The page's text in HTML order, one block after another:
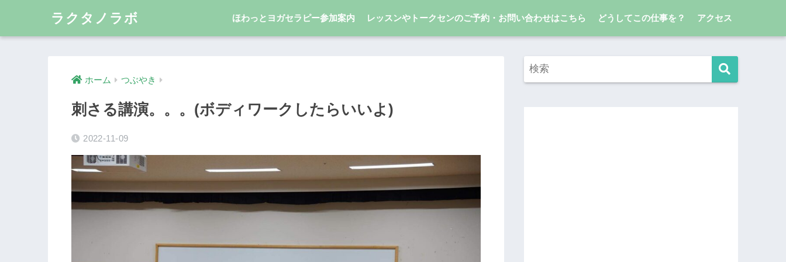
ラクタノラボ ほわっとヨガセラピー参加案内 レッスンやトークセンのご予約・お問い合わせはこちら どうしてこの仕事を？ アクセス
ホーム つぶやき
刺さる講演。。。(ボディワークしたらいいよ)
2022-11-09